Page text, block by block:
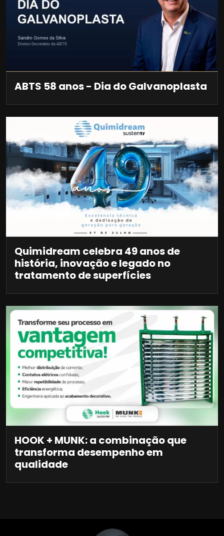
ABTS 58 anos - Dia do Galvanoplasta
Quimidream celebra 49 anos de
história, inovação e legado no
tratamento de superfícies
HOOK + MUNK: a combinação que
transforma desempenho em
qualidade